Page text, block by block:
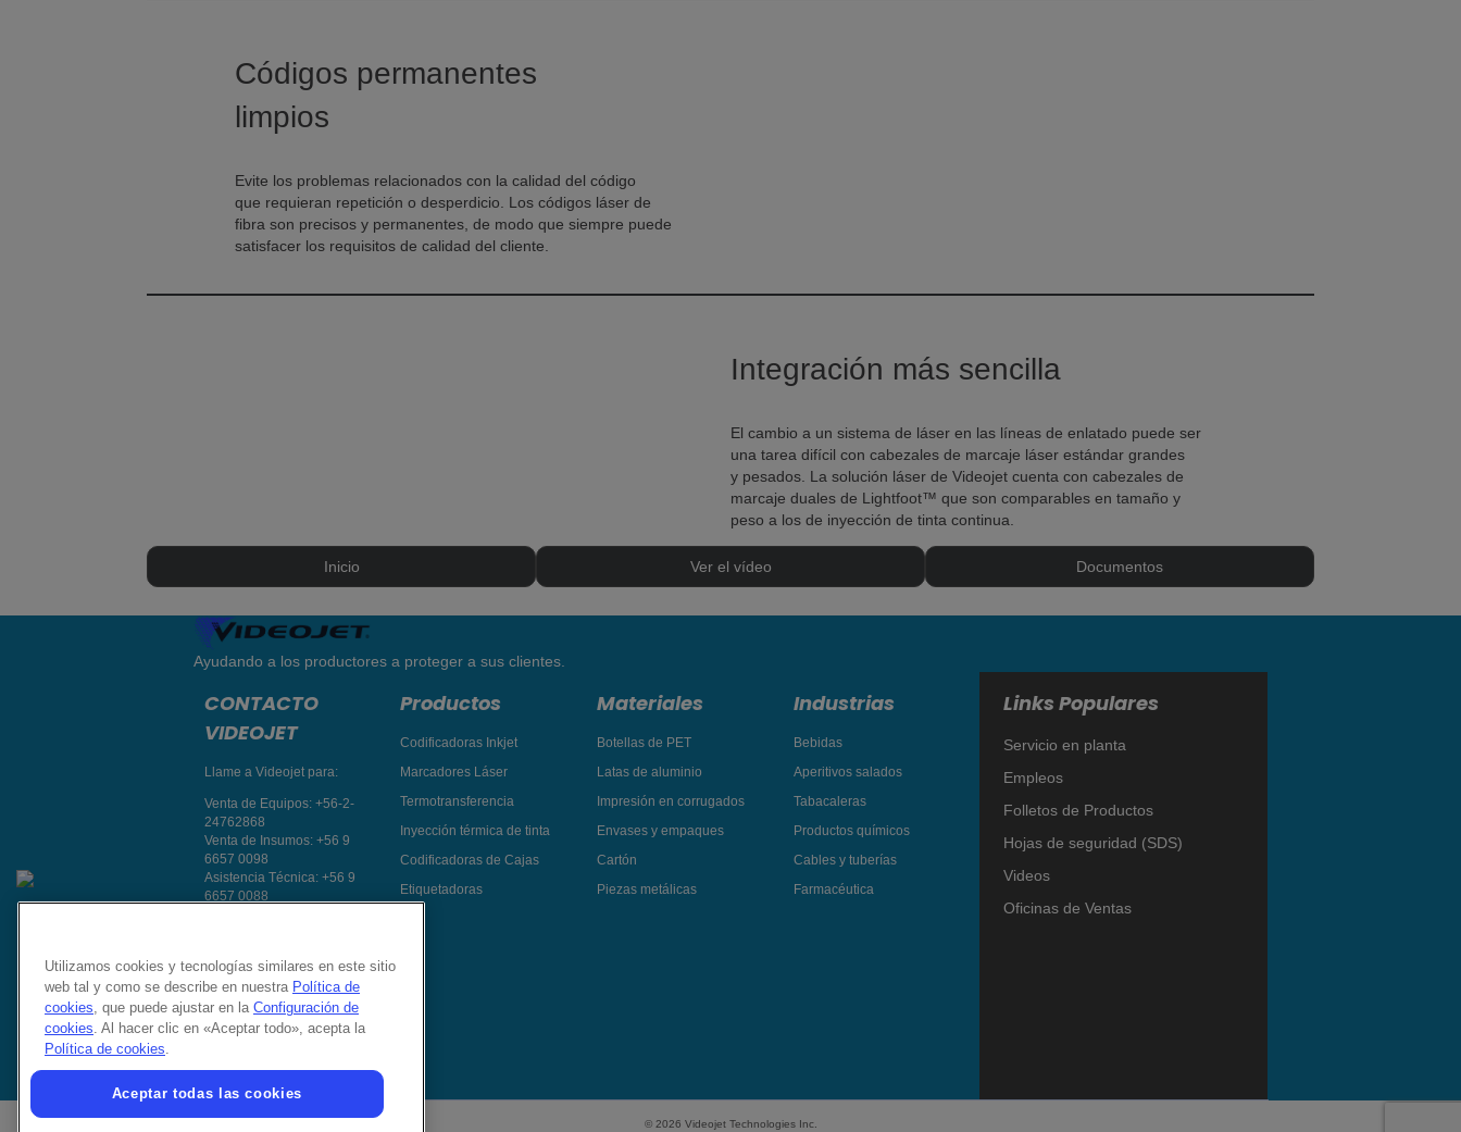
Códigos permanentes
limpios
Evite los problemas relacionados con la calidad del código
que requieran repetición o desperdicio. Los códigos láser de
fibra son precisos y permanentes, de modo que siempre puede
satisfacer los requisitos de calidad del cliente.
Integración más sencilla
El cambio a un sistema de láser en las líneas de enlatado puede ser
una tarea difícil con cabezales de marcaje láser estándar grandes
y pesados. La solución láser de Videojet cuenta con cabezales de
marcaje duales de Lightfoot™ que son comparables en tamaño y
peso a los de inyección de tinta continua.
Inicio Ver el vídeo Documentos
Ayudando a los productores a proteger a sus clientes.
CONTACTO
VIDEOJET
Llame a Videojet para:
Venta de Equipos: +56-2-
24762868
Venta de Insumos: +56 9
6657 0098
Asistencia Técnica: +56 9
6657 0088
Contacte a un
representante de ventas
Síganos en:
Productos
Codificadoras Inkjet
Marcadores Láser
Termotransferencia
Inyección térmica de tinta
Codificadoras de Cajas
Etiquetadoras
Materiales
Botellas de PET
Latas de aluminio
Impresión en corrugados
Envases y empaques
Cartón
Piezas metálicas
Industrias
Bebidas
Aperitivos salados
Tabacaleras
Productos químicos
Cables y tuberías
Farmacéutica
Links Populares
Servicio en planta
Empleos
Folletos de Productos
Hojas de seguridad (SDS)
Videos
Oficinas de Ventas
© 2026 Videojet Technologies Inc.
Utilizamos cookies y tecnologías similares en este sitio
web tal y como se describe en nuestra Política de
cookies, que puede ajustar en la Configuración de
cookies. Al hacer clic en «Aceptar todo», acepta la
Política de cookies.
Aceptar todas las cookies